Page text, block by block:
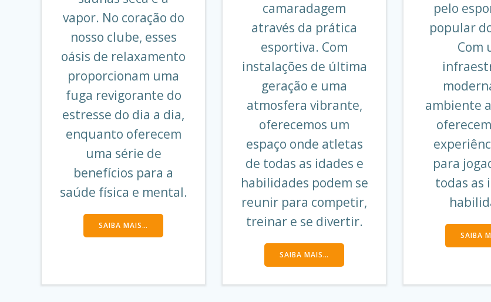
vapor. No coração do
nosso clube, esses
oásis de relaxamento
proporcionam uma
fuga revigorante do
estresse do dia a dia,
enquanto oferecem
uma série de
benefícios para a
saúde física e mental.
SAIBA MAIS…
camaradagem
através da prática
esportiva. Com
instalações de última
geração e uma
atmosfera vibrante,
oferecemos um
espaço onde atletas
de todas as idades e
habilidades podem se
reunir para competir,
treinar e se divertir.
SAIBA MAIS…
pelo
popular
Com
ambiente
para
todas as
SAIBA